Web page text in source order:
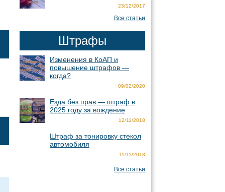
23/12/2017
Все статьи
Штрафы
Изменения в КоАП и
повышение штрафов —
когда?
09/02/2020
Езда без прав — штраф в
2025 году за вождение
12/11/2018
Штраф за тонировку стекол
автомобиля
11/11/2018
Все статьи